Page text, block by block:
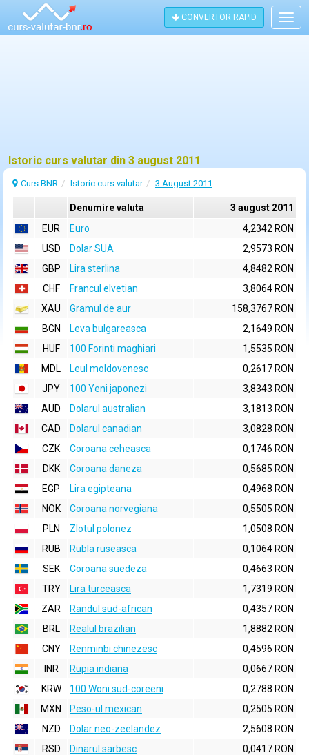
CONVERTOR RAPID
Istoric curs valutar din 3 august 2011
Curs BNR Istoric curs valutar 3 August 2011
Denumire valuta
3 august 2011
EUR
Euro
4,2342 RON
USD
Dolar SUA
2,9573 RON
GBP
Lira sterlina
4,8482 RON
CHF
Francul elvetian
3,8064 RON
XAU
Gramul de aur
158,3767 RON
BGN
Leva bulgareasca
2,1649 RON
HUF
100 Forinti maghiari
1,5535 RON
MDL
Leul moldovenesc
0,2617 RON
JPY
100 Yeni japonezi
3,8343 RON
AUD
Dolarul australian
3,1813 RON
CAD
Dolarul canadian
3,0828 RON
CZK
Coroana ceheasca
0,1746 RON
DKK
Coroana daneza
0,5685 RON
EGP
Lira egipteana
0,4968 RON
NOK
Coroana norvegiana
0,5505 RON
PLN
Zlotul polonez
1,0508 RON
RUB
Rubla ruseasca
0,1064 RON
SEK
Coroana suedeza
0,4663 RON
TRY
Lira turceasca
1,7319 RON
ZAR
Randul sud-african
0,4357 RON
BRL
Realul brazilian
1,8882 RON
CNY
Renminbi chinezesc
0,4596 RON
INR
Rupia indiana
0,0667 RON
KRW
100 Woni sud-coreeni
0,2788 RON
MXN
Peso-ul mexican
0,2505 RON
NZD
Dolar neo-zeelandez
2,5608 RON
RSD
Dinarul sarbesc
0,0417 RON